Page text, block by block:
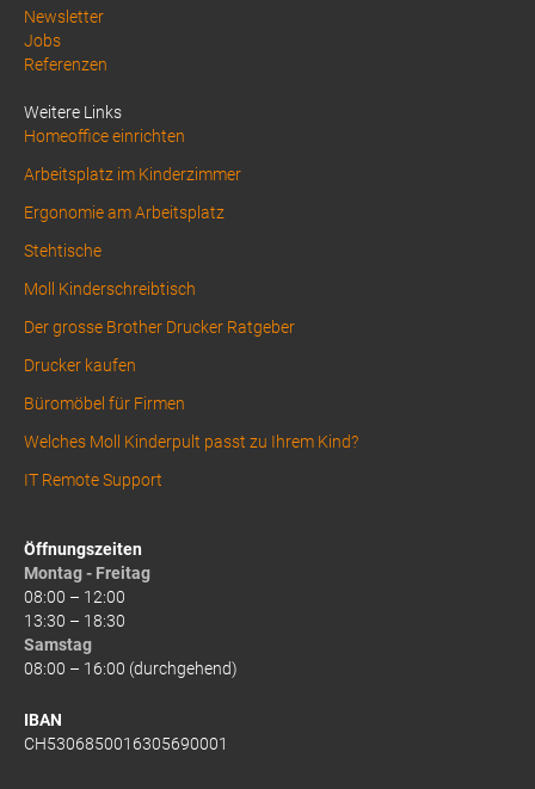
Above
Footer
Newsletter
Jobs
Referenzen
Weitere Links
Homeoffice einrichten
Arbeitsplatz im Kinderzimmer
Ergonomie am Arbeitsplatz
Stehtische
Moll Kinderschreibtisch
Der grosse Brother Drucker Ratgeber
Drucker kaufen
Büromöbel für Firmen
Welches Moll Kinderpult passt zu Ihrem Kind?
IT Remote Support
Öffnungszeiten
Montag - Freitag
08:00 – 12:00
13:30 – 18:30
Samstag
08:00 – 16:00 (durchgehend)
IBAN
CH5306850016305690001